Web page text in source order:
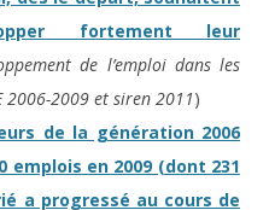
fortement leur
de l’emploi dans les
2006-2009 et siren 2011)
de la génération 2006
emplois en 2009 (dont 231
a progressé au cours de